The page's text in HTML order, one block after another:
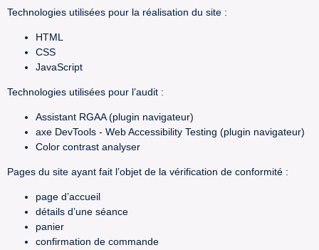
Technologies utilisées pour la réalisation du site :
HTML
CSS
JavaScript
Technologies utilisées pour l’audit :
Assistant RGAA (plugin navigateur)
axe DevTools - Web Accessibility Testing (plugin navigateur)
Color contrast analyser
Pages du site ayant fait l’objet de la vérification de conformité :
page d’accueil
détails d’une séance
panier
confirmation de commande